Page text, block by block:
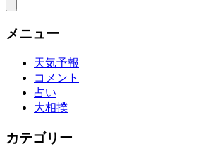
メニュー
天気予報
コメント
占い
大相撲
カテゴリー